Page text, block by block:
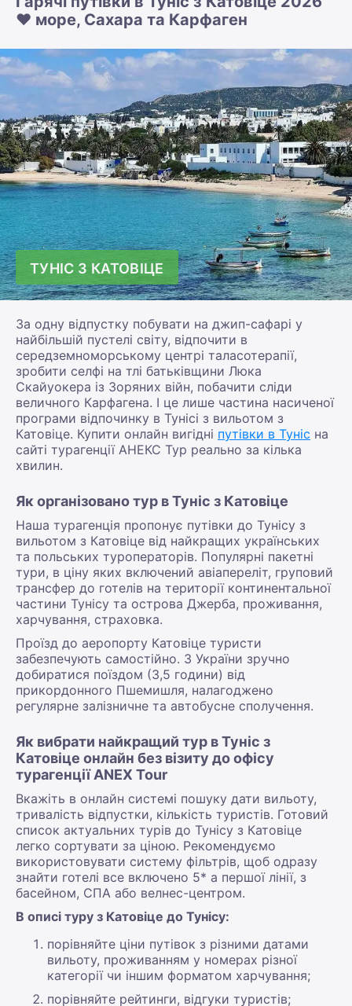
❤️ море, Сахара та Карфаген
ТУНІС З КАТОВІЦЕ
За одну відпустку побувати на джип-сафарі у
найбільшій пустелі світу, відпочити в
середземноморському центрі таласотерапії,
зробити селфі на тлі батьківщини Люка
Скайуокера із Зоряних війн, побачити сліди
величного Карфагена. І це лише частина насиченої
програми відпочинку в Тунісі з вильотом з
Катовіце. Купити онлайн вигідні путівки в Туніс на
сайті турагенції АНЕКС Тур реально за кілька
хвилин.
Як організовано тур в Туніс з Катовіце
Наша турагенція пропонує путівки до Тунісу з
вильотом з Катовіце від найкращих українських
та польських туроператорів. Популярні пакетні
тури, в ціну яких включений авіапереліт, груповий
трансфер до готелів на території континентальної
частини Тунісу та острова Джерба, проживання,
харчування, страховка.
Проїзд до аеропорту Катовіце туристи
забезпечують самостійно. З України зручно
добиратися поїздом (3,5 години) від
прикордонного Пшемишля, налагоджено
регулярне залізничне та автобусне сполучення.
Як вибрати найкращий тур в Туніс з
Катовіце онлайн без візиту до офісу
турагенції ANEX Tour
Вкажіть в онлайн системі пошуку дати вильоту,
тривалість відпустки, кількість туристів. Готовий
список актуальних турів до Тунісу з Катовіце
легко сортувати за ціною. Рекомендуємо
використовувати систему фільтрів, щоб одразу
знайти готелі все включено 5* а першої лінії, з
басейном, СПА або велнес-центром.
В описі туру з Катовіце до Тунісу:
порівняйте ціни путівок з різними датами
вильоту, проживанням у номерах різної
категорії чи іншим форматом харчування;
порівняйте рейтинги, відгуки туристів;